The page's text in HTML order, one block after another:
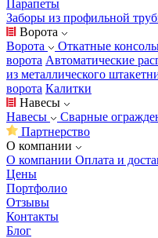
Парапеты
Заборы из профильной
Ворота
Ворота
Откатные
ворота Автоматические
из металлического
ворота Калитки
Навесы
Навесы
Сварные
Партнерство
О компании
О компании Оплата и
Цены
Портфолио
Отзывы
Контакты
Блог